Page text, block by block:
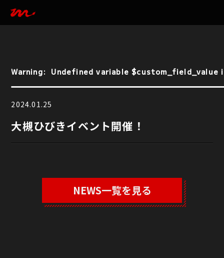
Warning:  Undefined variable $custom_field_value
Warning:  Undefined variable $custom_field_value
2024.01.25
大槻ひびきイベント開催！
NEWS一覧を見る